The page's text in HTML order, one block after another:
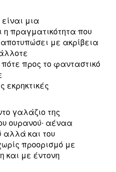
μια
η πραγματικότητα που
με ακρίβεια
προς το φανταστικό
εκρηκτικές
γαλάζιο της
ουρανού∙ αέναα
αλλά και του
προορισμό με
και με έντονη